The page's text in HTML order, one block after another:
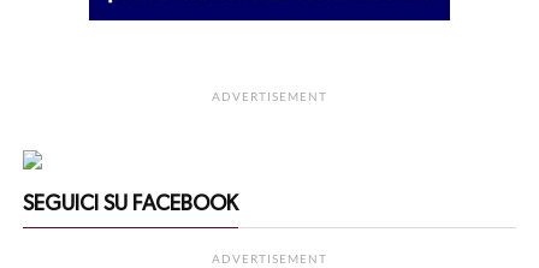
ADVERTISEMENT
SEGUICI SU FACEBOOK
ADVERTISEMENT